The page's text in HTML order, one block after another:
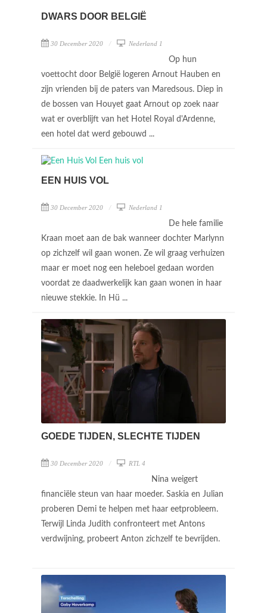
DWARS DOOR BELGIË
30 December 2020 Nederland 1
Op hun
voettocht door België logeren Arnout Hauben en
zijn vrienden bij de paters van Maredsous. Diep in
de bossen van Houyet gaat Arnout op zoek naar
wat er overblijft van het Hotel Royal d'Ardenne,
een hotel dat werd gebouwd ...
EEN HUIS VOL
30 December 2020 Nederland 1
De hele familie
Kraan moet aan de bak wanneer dochter Marlynn
op zichzelf wil gaan wonen. Ze wil graag verhuizen
maar er moet nog een heleboel gedaan worden
voordat ze daadwerkelijk kan gaan wonen in haar
nieuwe stekkie. In Hü ...
GOEDE TIJDEN, SLECHTE TIJDEN
30 December 2020 RTL 4
Nina weigert
financiële steun van haar moeder. Saskia en Julian
proberen Demi te helpen met haar eetprobleem.
Terwijl Linda Judith confronteert met Antons
verdwijning, probeert Anton zichzelf te bevrijden.